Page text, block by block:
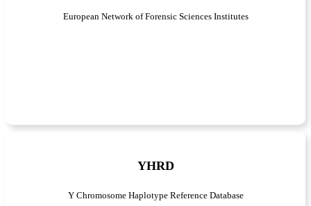
European Network of Forensic Sciences Institutes
YHRD
Y Chromosome Haplotype Reference Database